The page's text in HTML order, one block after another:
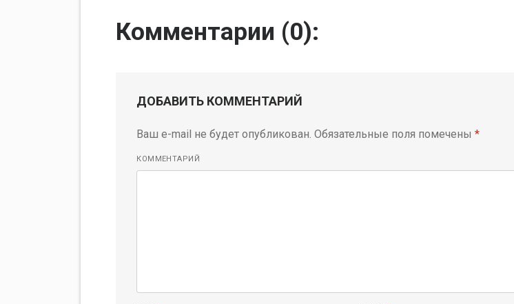
Комментарии (0):
ДОБАВИТЬ КОММЕНТАРИЙ
Ваш e-mail не будет опубликован. Обязательные поля помечены*
КОММЕНТАРИЙ